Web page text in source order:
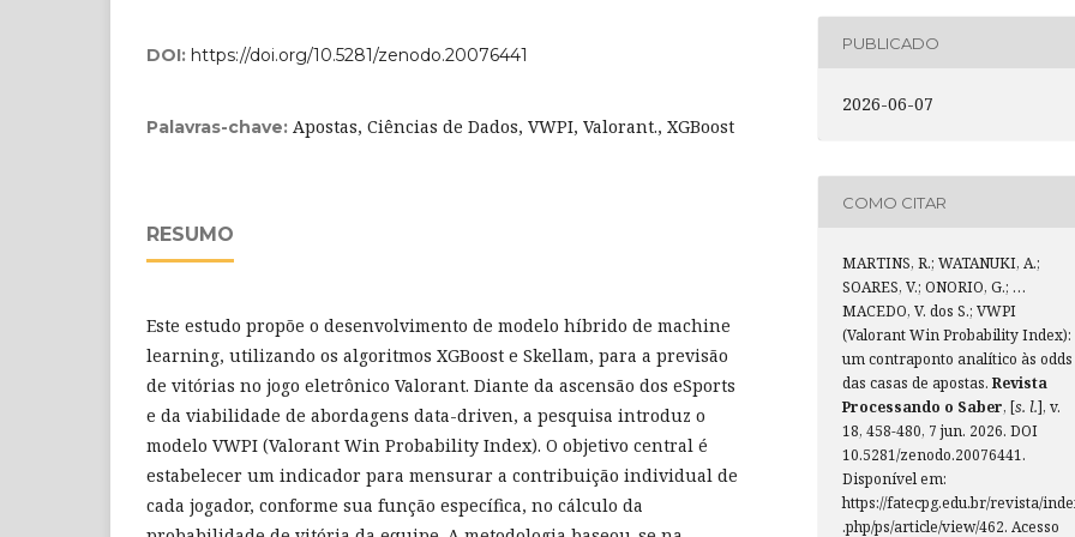
DOI: https://doi.org/10.5281/zenodo.20076441
Palavras-chave: Apostas, Ciências de Dados, VWPI, Valorant., XGBoost
RESUMO
Este estudo propõe o desenvolvimento de modelo híbrido de machine
learning, utilizando os algoritmos XGBoost e Skellam, para a previsão
de vitórias no jogo eletrônico Valorant. Diante da ascensão dos eSports
e da viabilidade de abordagens data-driven, a pesquisa introduz o
modelo VWPI (Valorant Win Probability Index). O objetivo central é
estabelecer um indicador para mensurar a contribuição individual de
cada jogador, conforme sua função específica, no cálculo da
PUBLICADO
2026-06-07
COMO CITAR
MARTINS, R.; WATANUKI, A.;
SOARES, V.; ONORIO, G.; …
MACEDO, V. dos S.; VWPI
(Valorant Win Probability Index):
um contraponto analítico às odds
das casas de apostas. Revista
Processando o Saber, [s. l.], v.
18, 458-480, 7 jun. 2026. DOI
10.5281/zenodo.20076441.
Disponível em:
https://fatecpg.edu.br/revista/
.php/ps/article/view/462. Acesso